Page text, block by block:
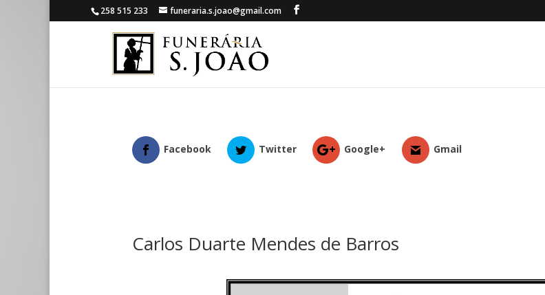
258 515 233 funeraria.s.joao@gmail.com
Facebook Twitter Google+ Gmail
Carlos Duarte Mendes de Barros